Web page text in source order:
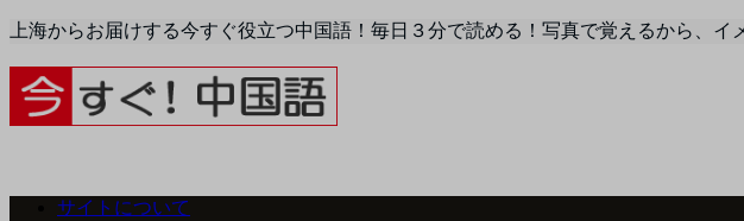
上海からお届けする今すぐ役立つ中国語！毎日３分で読める！写真で覚えるから、
サイトについて